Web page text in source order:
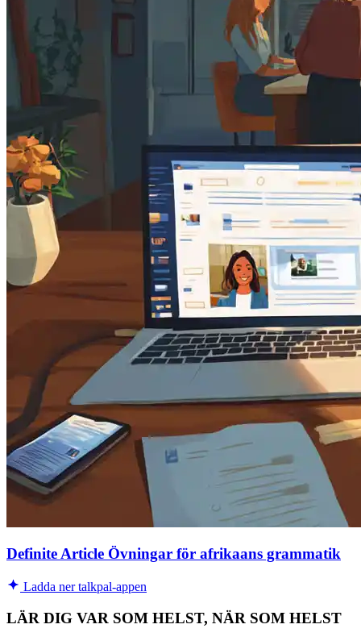
Definite Article Övningar för afrikaans grammatik
Ladda ner talkpal-appen
LÄR DIG VAR SOM HELST, NÄR SOM HELST